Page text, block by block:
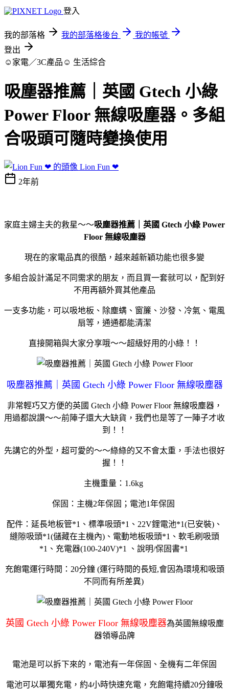
登入
我的部落格 我的部落格後台
我的帳號
登出
☺家電／3C產品☺ 生活綜合
吸塵器推薦｜英國 Gtech 小綠
Power Floor 無線吸塵器。多組
合吸頭可隨時變換使用
Lion Fun ❤
2年前
家庭主婦主夫的救星～～吸塵器推薦｜英國 Gtech 小綠 Power
Floor 無線吸塵器
現在的家電品真的很酷，越來越新穎功能也很多變
多組合設計滿足不同需求的朋友，而且買一套就可以，配到好
不用再額外買其他產品
一支多功能，可以吸地板、除塵螨、窗簾、沙發、冷氣、電風
扇等，通通都能清潔
直接開箱與大家分享哦～～超級好用的小綠！！
吸塵器推薦｜英國 Gtech 小綠 Power Floor 無線吸塵器
非常輕巧又方便的英國 Gtech 小綠 Power Floor 無線吸塵器，
用過都說讚～～前陣子還大大缺貨，我們也是等了一陣子才收
到！！
先講它的外型，超可愛的～～綠綠的又不會太重，手法也很好
握！！
主機重量：1.6kg
保固：主機2年保固；電池1年保固
配件：延長地板管*1、標準吸頭*1、22V鋰電池*1(已安裝)、
縫隙吸頭*1(儲藏在主機內)、電動地板吸頭*1、軟毛刷吸頭
*1、充電器(100-240V)*1 、說明/保固書*1
充飽電運行時間：20分鐘 (運行時間的長短,會因為環境和吸頭
不同而有所差異)
英國 Gtech 小綠 Power Floor 無線吸塵器為英國無線吸塵
器領導品牌
電池是可以拆下來的，電池有一年保固、全機有二年保固
電池可以單獨充電，約4小時快速充電，充飽電持續20分鐘吸